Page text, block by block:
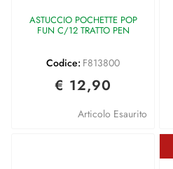
ASTUCCIO POCHETTE POP
FUN C/12 TRATTO PEN
Codice: F813800
€ 12,90
Articolo Esaurito